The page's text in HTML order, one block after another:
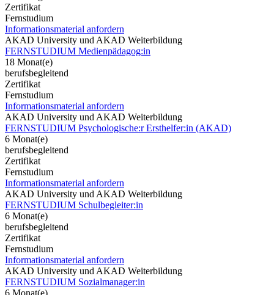
Zertifikat
Fernstudium
Informationsmaterial anfordern
AKAD University und AKAD Weiterbildung
FERNSTUDIUM Medienpädagog:in
18 Monat(e)
berufsbegleitend
Zertifikat
Fernstudium
Informationsmaterial anfordern
AKAD University und AKAD Weiterbildung
FERNSTUDIUM Psychologische:r Ersthelfer:in (AKAD)
6 Monat(e)
berufsbegleitend
Zertifikat
Fernstudium
Informationsmaterial anfordern
AKAD University und AKAD Weiterbildung
FERNSTUDIUM Schulbegleiter:in
6 Monat(e)
berufsbegleitend
Zertifikat
Fernstudium
Informationsmaterial anfordern
AKAD University und AKAD Weiterbildung
FERNSTUDIUM Sozialmanager:in
6 Monat(e)